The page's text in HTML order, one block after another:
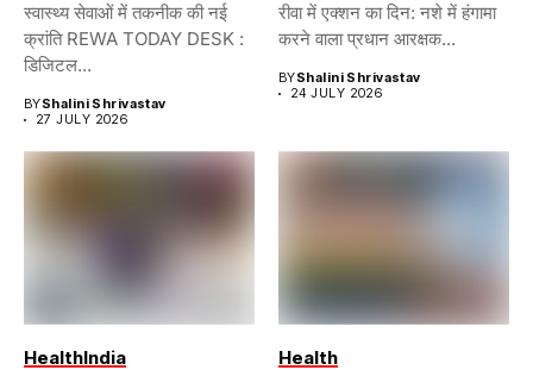
स्वास्थ्य सेवाओं में तकनीक की नई
क्रांति REWA TODAY DESK :
डिजिटल...
BYShalini Shrivastav
27 JULY 2026
रीवा में एक्शन का दिन: नशे में हंगामा
करने वाला प्रधान आरक्षक...
BYShalini Shrivastav
24 JULY 2026
HealthIndia Health